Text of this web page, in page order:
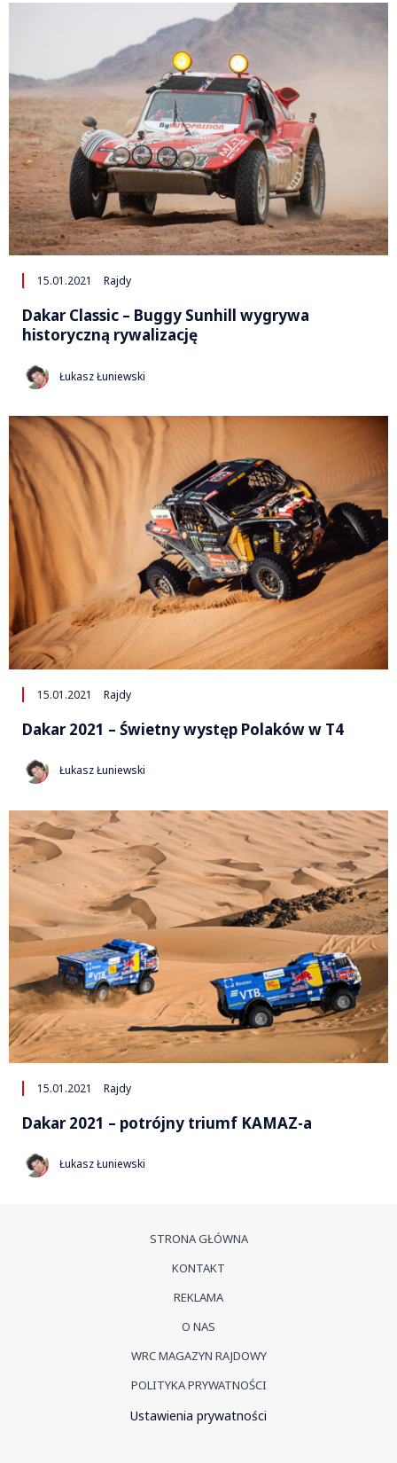
15.01.2021 Rajdy
Dakar Classic – Buggy Sunhill wygrywa
historyczną rywalizację
Łukasz Łuniewski
15.01.2021 Rajdy
Dakar 2021 – Świetny występ Polaków w T4
Łukasz Łuniewski
15.01.2021 Rajdy
Dakar 2021 – potrójny triumf KAMAZ-a
Łukasz Łuniewski
STRONA GŁÓWNA
KONTAKT
REKLAMA
O NAS
WRC MAGAZYN RAJDOWY
POLITYKA PRYWATNOŚCI
Ustawienia prywatności